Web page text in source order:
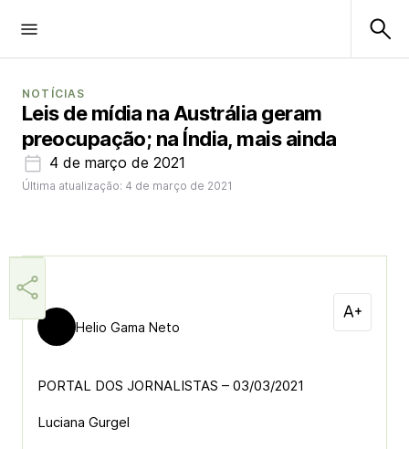
NOTÍCIAS
Leis de mídia na Austrália geram
preocupação; na Índia, mais ainda
4 de março de 2021
Última atualização: 4 de março de 2021
Helio Gama Neto
PORTAL DOS JORNALISTAS – 03/03/2021
Luciana Gurgel